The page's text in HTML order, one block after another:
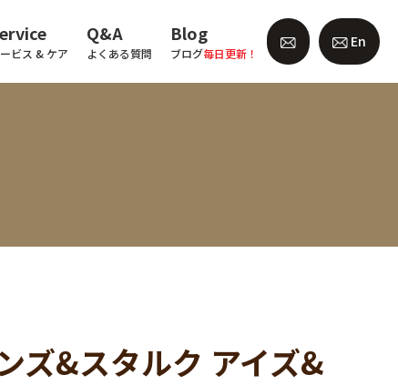
ビス & ケア
Q&A
よくある質問
Blog
ブログ毎日更新！
En
ズ&スタルク アイズ&